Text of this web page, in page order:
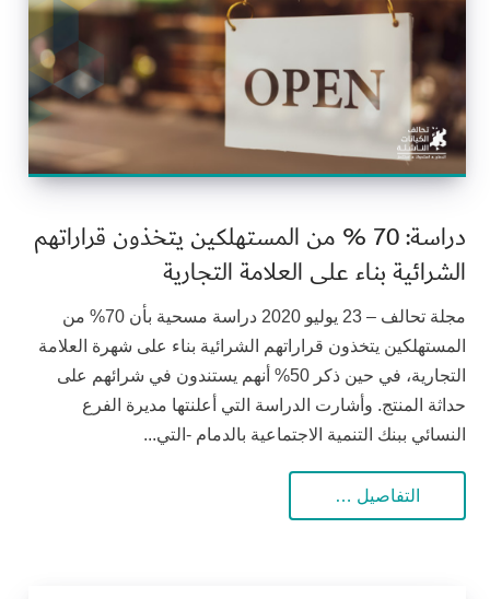
دراسة: 70 % من المستهلكين يتخذون قراراتهم
الشرائية بناء على العلامة التجارية
مجلة تحالف – 23 يوليو 2020 دراسة مسحية بأن 70% من
المستهلكين يتخذون قراراتهم الشرائية بناء على شهرة العلامة
التجارية، في حين ذكر 50% أنهم يستندون في شرائهم على
حداثة المنتج. وأشارت الدراسة التي أعلنتها مديرة الفرع
النسائي ببنك التنمية الاجتماعية بالدمام -التي...
التفاصيل …